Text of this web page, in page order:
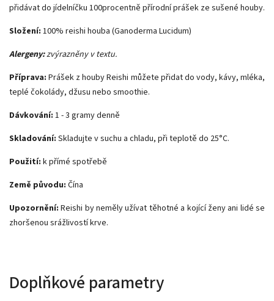
přidávat do jídelníčku 100procentně přírodní prášek ze sušené houby.
Složení: 100% reishi houba (Ganoderma Lucidum)
Alergeny:zvýrazněny v textu.
Příprava:Prášek z houby Reishi můžete přidat do vody, kávy, mléka,
teplé čokolády, džusu nebo smoothie.
Dávkování: 1 - 3 gramy denně
Skladování: Skladujte v suchu a chladu, při teplotě do 25°C.
Použití: k přímé spotřebě
Země původu: Čína
Upozornění: Reishi by neměly užívat těhotné a kojící ženy ani lidé se
zhoršenou srážlivostí krve.
Doplňkové parametry